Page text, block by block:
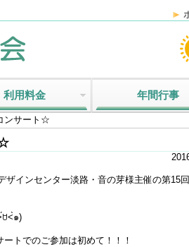
利用料金 年間行事
ンサート☆
☆
ザインセンター淡路・音の芽様主催の第15
๑)
トでのご参加は初めて！！！